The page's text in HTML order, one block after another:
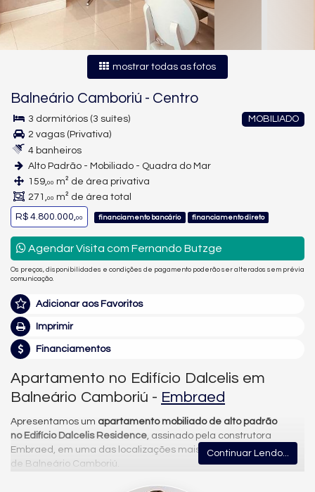
mostrar todas as fotos
Balneário Camboriú - Centro
MOBILIADO
3 dormitórios (3 suítes)
2 vagas (Privativa)
4 banheiros
Alto Padrão - Mobiliado - Quadra do Mar
159,00 m² de área privativa
271,00 m² de área total
R$ 4.800.000,00 financiamento bancário financiamento direto
Agendar Visita com Fernando Butzge
Os preços, disponibilidades e condições de pagamento poderão ser alterados sem prévia
comunicação.
Adicionar aos Favoritos
Imprimir
Financiamentos
Apartamento no Edifício Dalcelis em
Balneário Camboriú - Embraed
Apresentamos um apartamento mobiliado de alto padrão
no Edifício Dalcelis Residence, assinado pela construtora
Embraed, em uma das localizações mais valorizadas
de Balneário Camboriú.
Continuar Lendo...